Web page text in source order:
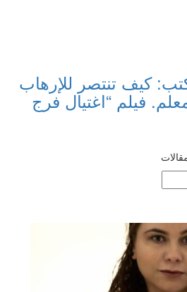
كيف تنتصر للإرهاب
فيلم “اغتيال فرج